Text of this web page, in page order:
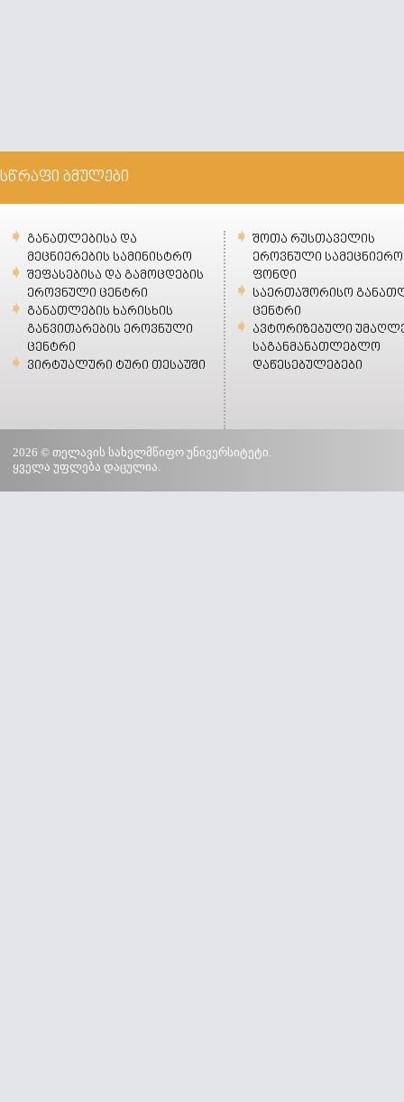
სწრაფი ბმულები
განათლებისა და
მეცნიერების სამინისტრო
შეფასებისა და გამოცდების
ეროვნული ცენტრი
განათლების ხარისხის
განვითარების ეროვნული
ცენტრი
ვირტუალური ტური თესაუში
შოთა რუსთაველის
ეროვნული სამეცნიერო
ფონდი
საერთაშორისო
ცენტრი
ავტორიზებული
საგანმანათლებლო
დაწესებულებები
2026 © თელავის სახელმწიფო უნივერსიტეტი.
ყველა უფლება დაცულია.